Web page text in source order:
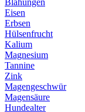
Blähungen
Eisen
Erbsen
Hülsenfrucht
Kalium
Magnesium
Tannine
Zink
Magengeschwür
Magensäure
Hundealter